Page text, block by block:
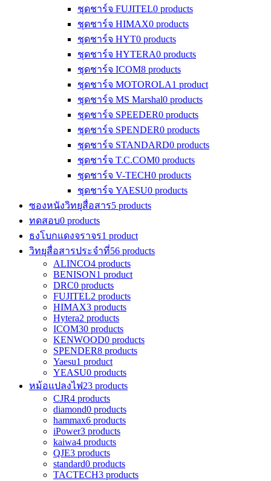
ชุดชาร์จ FUJITEL0 products
ชุดชาร์จ HIMAX0 products
ชุดชาร์จ HYT0 products
ชุดชาร์จ HYTERA0 products
ชุดชาร์จ ICOM8 products
ชุดชาร์จ MOTOROLA1 product
ชุดชาร์จ MS Marshal0 products
ชุดชาร์จ SPEEDER0 products
ชุดชาร์จ SPENDER0 products
ชุดชาร์จ STANDARD0 products
ชุดชาร์จ T.C.COM0 products
ชุดชาร์จ V-TECH0 products
ชุดชาร์จ YAESU0 products
ซองหนังวิทยุสื่อสาร5 products
ทดสอบ0 products
ธงโบกแดงจราจร1 product
วิทยุสื่อสารประจำที่56 products
ALINCO4 products
BENISON1 product
DRC0 products
FUJITEL2 products
HIMAX3 products
Hytera2 products
ICOM30 products
KENWOOD0 products
SPENDER8 products
Yaesu1 product
YEASU0 products
หม้อแปลงไฟ23 products
CJR4 products
diamond0 products
hammax6 products
iPower3 products
kaiwa4 products
QJE3 products
standard0 products
TACTECH3 products